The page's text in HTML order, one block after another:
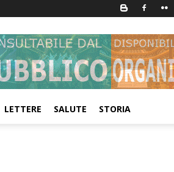
LETTERE SALUTE STORIA